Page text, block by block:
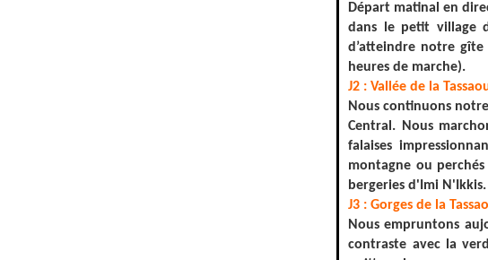
Départ matinal en
dans le petit village
d’atteindre notre
heures de marche).
J2 : Vallée de la
Nous continuons
Central. Nous
falaises
montagne ou
bergeries d'Imi N'Ikkis.
J3 : Gorges de la
Nous empruntons
contraste avec la